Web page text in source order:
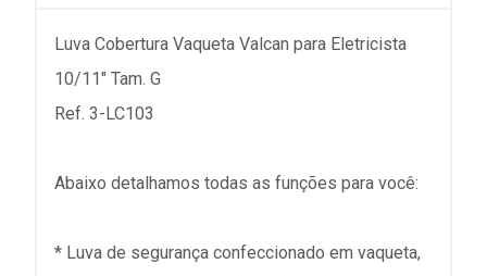
Luva Cobertura Vaqueta Valcan para Eletricista
10/11" Tam. G
Ref. 3-LC103
Abaixo detalhamos todas as funções para você:
* Luva de segurança confeccionado em vaqueta,